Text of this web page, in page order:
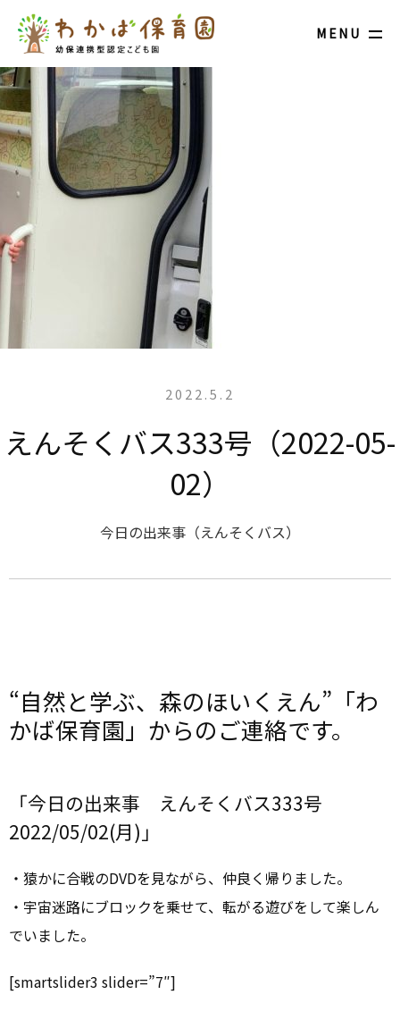
MENU
2022.5.2
えんそくバス333号（2022-05-
02）
今日の出来事（えんそくバス）
“自然と学ぶ、森のほいくえん”「わ
かば保育園」からのご連絡です。
「今日の出来事 えんそくバス333号
2022/05/02(月)」
・猿かに合戦のDVDを見ながら、仲良く帰りました。
・宇宙迷路にブロックを乗せて、転がる遊びをして楽しん
でいました。
[smartslider3 slider=”7″]